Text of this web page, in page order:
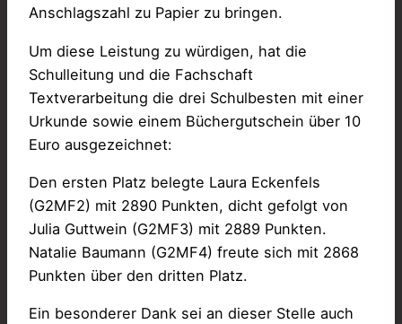
Anschlagszahl zu Papier zu bringen.
Um diese Leistung zu würdigen, hat die
Schulleitung und die Fachschaft
Textverarbeitung die drei Schulbesten mit einer
Urkunde sowie einem Büchergutschein über 10
Euro ausgezeichnet:
Den ersten Platz belegte Laura Eckenfels
(G2MF2) mit 2890 Punkten, dicht gefolgt von
Julia Guttwein (G2MF3) mit 2889 Punkten.
Natalie Baumann (G2MF4) freute sich mit 2868
Punkten über den dritten Platz.
Ein besonderer Dank sei an dieser Stelle auch